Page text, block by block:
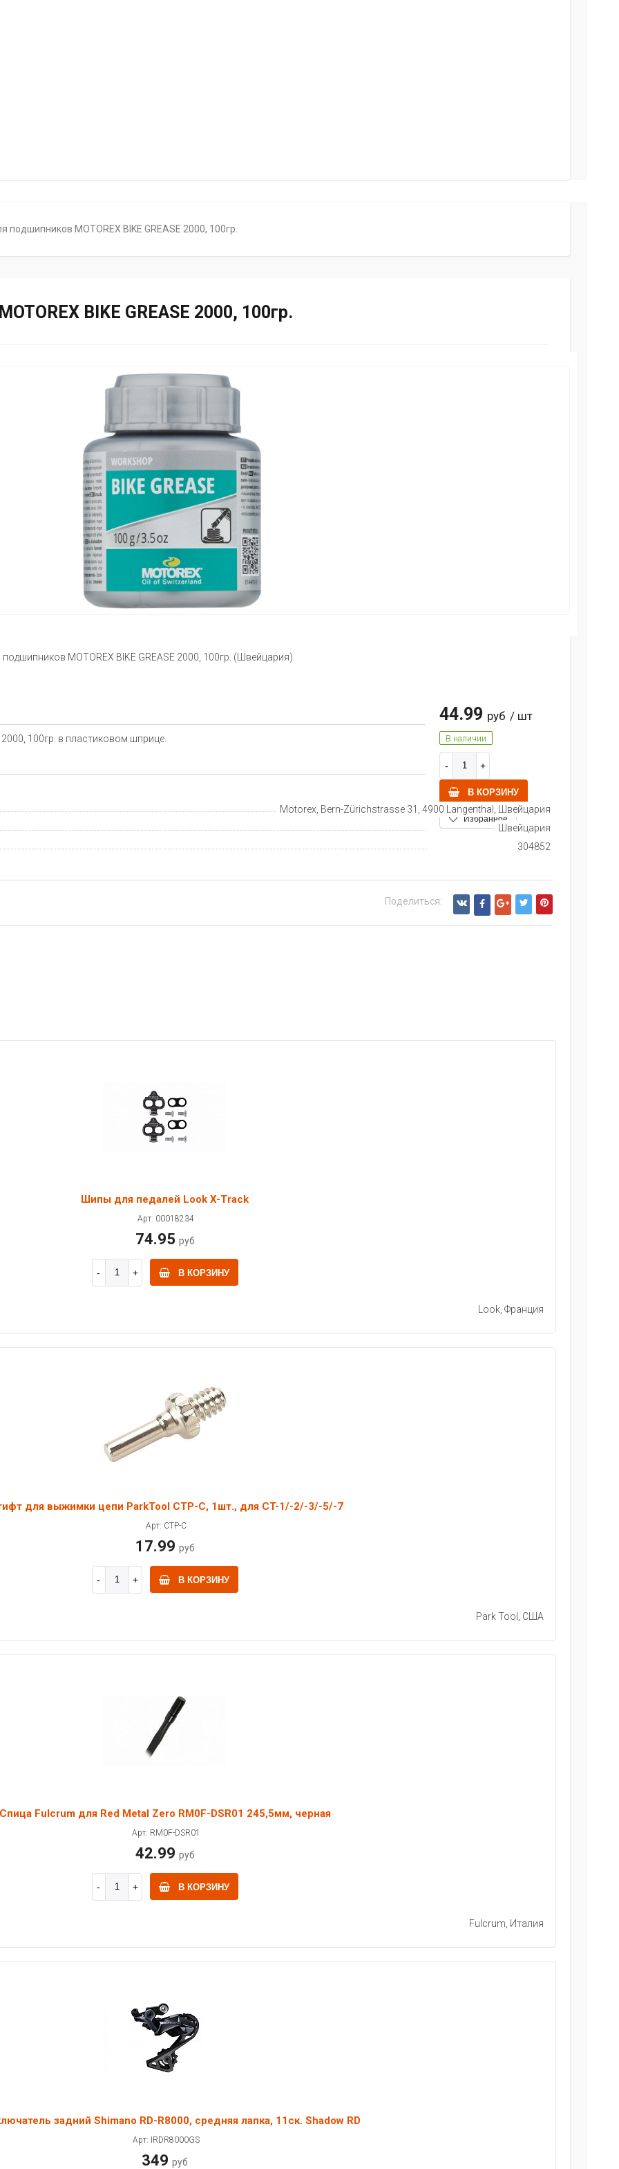
подшипников MOTOREX BIKE GREASE 2000, 100гр.
BIKE GREASE 2000, 100гр.
MOTOREX BIKE GREASE 2000, 100гр. (Швейцария)
44.99 руб / шт
В наличии
В КОРЗИНУ
Избранное
2000, 100гр. в пластиковом шприце.
Motorex, Bern-Zürichstrasse 31, 4900 Langenthal, Швейцария
Швейцария
304852
Поделиться:
Шипы для педалей Look X-Track
Арт: 00018234
74.95 руб
В КОРЗИНУ
Look, Франция
для выжимки цепи ParkTool CTP-C, 1шт., для CT-1/-2/-3/-5/-7
Арт: CTP-C
17.99 руб
В КОРЗИНУ
Park Tool, США
Спица Fulcrum для Red Metal Zero RM0F-DSR01 245,5мм, черная
Арт: RM0F-DSR01
42.99 руб
В КОРЗИНУ
Fulcrum, Италия
задний Shimano RD-R8000, средняя лапка, 11ск. Shadow RD
Арт: IRDR8000GS
349 руб